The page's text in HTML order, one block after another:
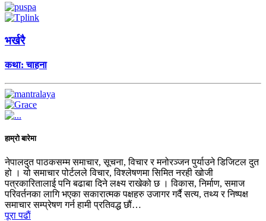
भर्खरै
कथा: चाहना
हाम्रो बारेमा
नेपालदुत पाठकसम्म समाचार, सूचना, विचार र मनोरञ्जन पुर्याउने डिजिटल दुत
हो । यो समाचार पोर्टलले विचार, विश्लेषणमा सिमित नरही खोजी
पत्रकारितालाई पनि बढाबा दिने लक्ष्य राखेको छ । विकास, निर्माण, समाज
परिवर्तनका लागि भएका सकारात्मक पक्षहरु उजागर गर्दै सत्य, तथ्य र निष्पक्ष
समाचार सम्प्रेषण गर्न हामी प्रतिवद्ध छौं…
पूरा पढाैं